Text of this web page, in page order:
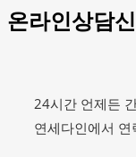
온라인상담
24시간 언제든
연세다인에서